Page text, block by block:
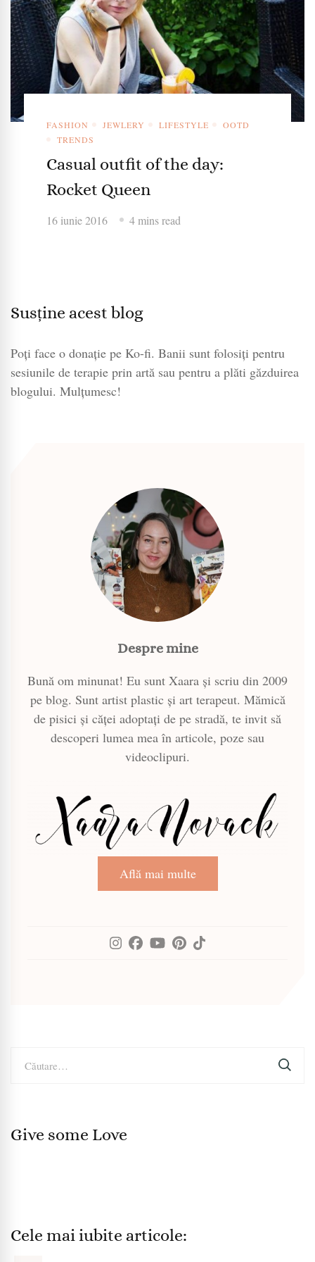
FASHION JEWLERY LIFESTYLE
OOTD
TRENDS
Casual outfit of the day:
Rocket Queen
16 iunie 2016 4 mins read
Susține acest blog
Poți face o donație pe Ko-fi. Banii sunt folosiți pentru
sesiunile de terapie prin artă sau pentru a plăti găzduirea
blogului. Mulțumesc!
Despre mine
Bună om minunat! Eu sunt Xaara și scriu din 2009
pe blog. Sunt artist plastic și art terapeut. Mămică
de pisici și căței adoptați de pe stradă, te invit să
descoperi lumea mea în articole, poze sau
videoclipuri.
Află mai multe
după:
Give some Love
Cele mai iubite articole: